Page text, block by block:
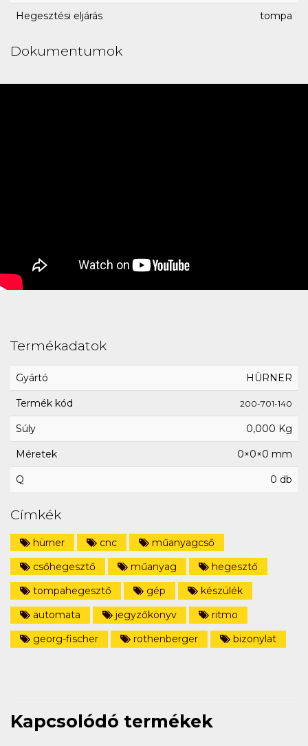
Hegesztési eljárás tompa
Dokumentumok
Termékadatok
Gyártó HÜRNER
Termék kód 200-701-140
Súly 0,000 Kg
Méretek 0×0×0 mm
Q 0 db
Címkék
hürner cnc
műanyagcső
csőhegesztő
műanyag
hegesztő
tompahegesztő
gép
készülék
automata
jegyzőkönyv
ritmo
georg-fischer
rothenberger bizonylat
Kapcsolódó termékek